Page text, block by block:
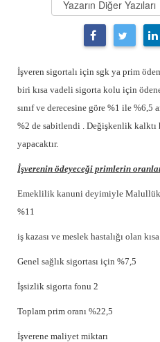
İşveren sigortalı için sgk ya prim
biri kısa vadeli sigorta kolu için
sınıf ve derecesine göre %1 ile %6,5
%2 de sabitlendi . Değişkenlik kalktı
yapacaktır.
İşverenin ödeyeceği primlerin
Emeklilik kanuni deyimiyle Malullük,
%11
iş kazası ve meslek hastalığı olan
Genel sağlık sigortası için %7,5
İşsizlik sigorta fonu 2
Toplam prim oranı %22,5
İşverene maliyet miktarı